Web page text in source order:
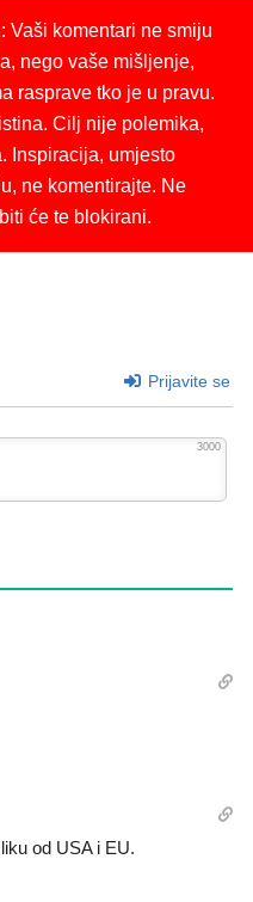
: Vaši komentari ne smiju
nego vaše mišljenje,
rasprave tko je u pravu.
Cilj nije polemika,
Inspiracija, umjesto
ne komentirajte. Ne
će te blokirani.
Prijavite se
3000
od USA i EU.